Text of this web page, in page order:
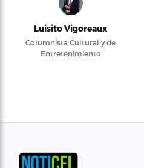
Luisito Vigoreaux
Columnista Cultural y de
Entretenimiento